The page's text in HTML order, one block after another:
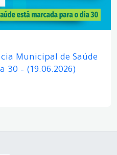
Municipal de Saúde
– (19.06.2026)